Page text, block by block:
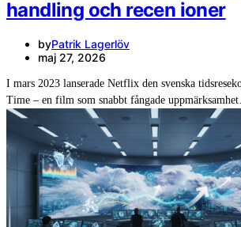
handling och recen ioner
byPatrik Lagerlöv
maj 27, 2026
I mars 2023 lanserade Netflix den svenska
Time – en film som snabbt fångade